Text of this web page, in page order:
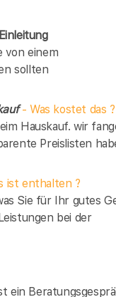
von einem
sollten
- Was kostet das ?
Hauskauf. wir
Preislisten
ist enthalten ?
Sie für Ihr gutes
bei der
ein